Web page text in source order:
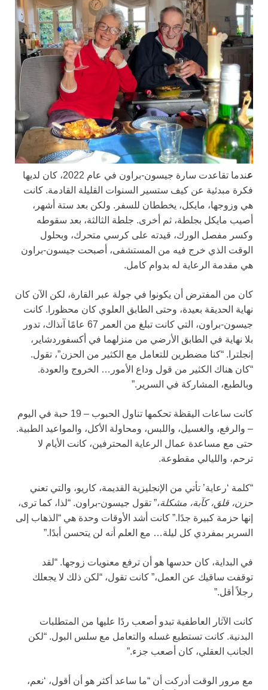
ع
ندما تقاعدت سارة جيسون-براون في عام 2022، كان لديها
فكرة مبدئية عن كيف ستسير السنوات القليلة القادمة. كانت
هي وزوجها، مايكل، يخططان للسفر. ولكن بعد ستة أشهر،
أصيب مايكل بجلطة، ثم أخرى. جلطة الثالثة، بعد سقوطه
وكسر مفصل الورك، قيدته على كرسي متحرك، وبحلول
الوقت الذي خرج فيه من المستشفى، أصبحت جيسون-براون
هي مقدمة الرعاية له بدوام كامل.
كان من المفترض أن يكونوا في جولة عبر القارة، لكن الآن كان
نهاية الحديقة بعيدة، وحتى الطابق العلوي كان محظورا. كانت
جيسون-براون، التي كانت تبلغ من العمر 67 عامًا آنذاك، تدور
بلا نهاية في الطابق الأرضي من منزلهما في أكسفوردشاير،
إنجلترا. “كنا مضطرين للتعامل مع الكثير من الحزن”، تقول.
“كان هناك الكثير من قول وداع الأمور… الخروج والعودة.
وبالطبع، المشاركة في السرير.”
كانت ساعات اليقظة تحكمها تناول الحبوب – 19 حبة في اليوم
– والرفع، والغسيل، واللبس، ومحاولة الأكل، والمواعيد الطبية.
حتى مع مساعدة عمال الرعاية المحترفين، كانت الأيام لا
ترحم، والليالي مقطوعة.
“كلمة ‘رعاية’ تأتي من الإنجليزية القديمة، كاريو، والتي تعني
حزن، قلق، كآبة، مشكلة،” تقول جيسون-براون. “لذا، كما ترى،
إنها حزمة كبيرة جدًا.” كانت أشد الأوقات وحدة هي “الذهاب إلى
السرير بمفردي كل ليلة… مع العلم أنه لن يتحسن أبدًا.”
في البداية، كان حدسها هو أن ترفع معنويات زوجها. “لقد
توقفت ساقيك عن العمل،” كانت تقول، “لكن ذلك لا يجعلك
رجلاً أقل.”
كانت الآثار العاطفية تبدو أصعب ردًا عليها من المتطلبات
البدنية. كانت تستطيع غسله والتعامل مع سلس البول. “لكن
الجانب العقلي، كان أصعب جزء.”
مع مرور الوقت أدركت أن “ما ساعد أكثر هو أن أقول، ‘نعم،